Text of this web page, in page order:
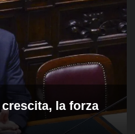
la forza